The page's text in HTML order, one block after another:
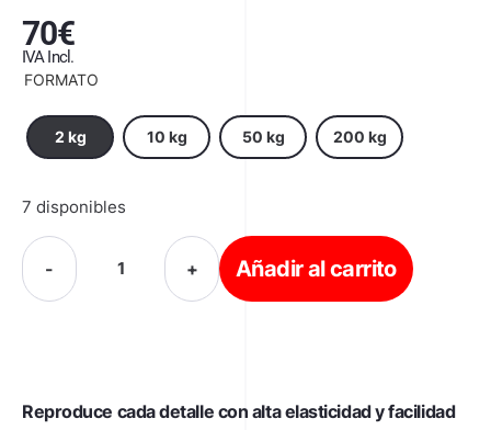
70€
IVA Incl.
FORMATO
2 kg 10 kg 50 kg 200 kg
7 disponibles
- + Añadir al carrito
Reproduce cada detalle con alta elasticidad y facilidad